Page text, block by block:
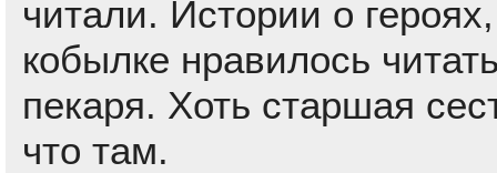
читали. Истории о
кобылке нравилось
пекаря. Хоть старшая
что там.